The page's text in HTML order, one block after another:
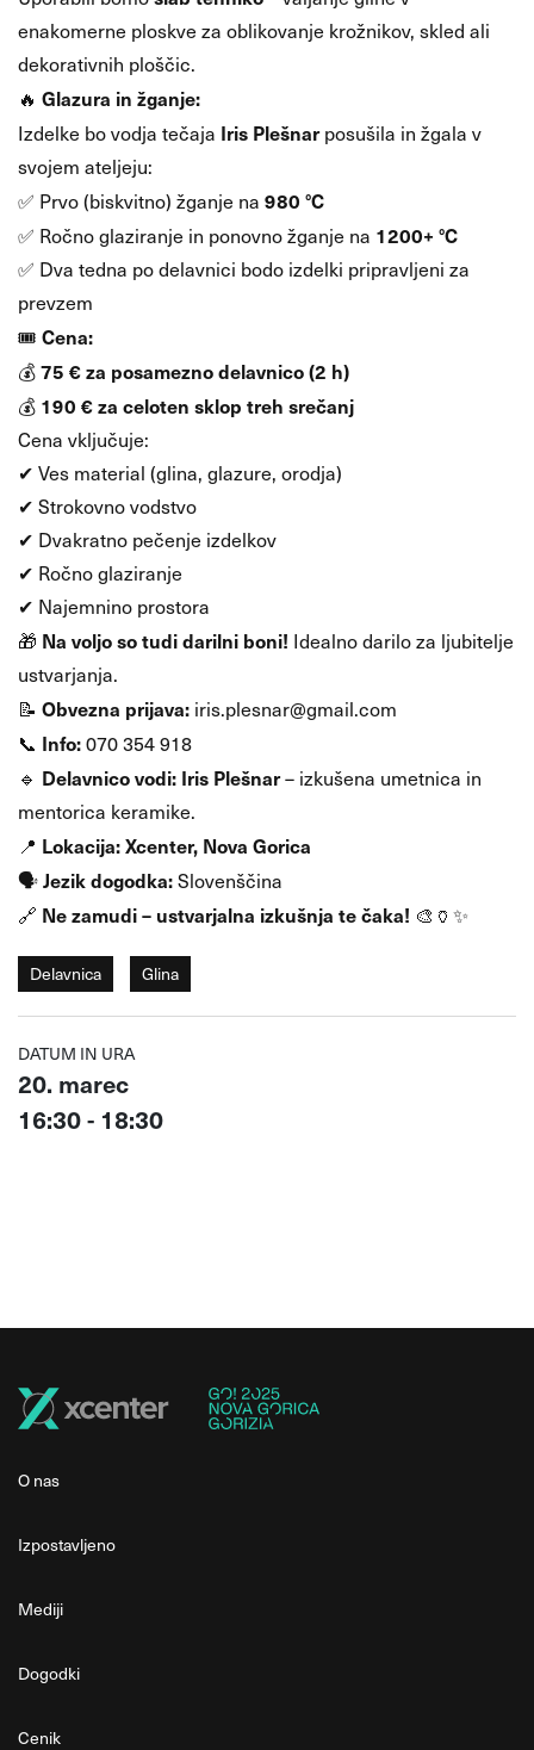
enakomerne ploskve za oblikovanje krožnikov, skled ali
dekorativnih ploščic.
🔥 Glazura in žganje:
Izdelke bo vodja tečaja Iris Plešnarposušila in žgala v
svojem ateljeju:
✅ Prvo (biskvitno) žganje na 980 °C
✅ Ročno glaziranje in ponovno žganje na 1200+ °C
✅ Dva tedna po delavnici bodo izdelki pripravljeni za
prevzem
🎟 Cena:
💰75 € za posamezno delavnico (2 h)
💰 190 € za celoten sklop treh srečanj
Cena vključuje:
✔ Ves material (glina, glazure, orodja)
✔ Strokovno vodstvo
✔ Dvakratno pečenje izdelkov
✔ Ročno glaziranje
✔ Najemnino prostora
🎁 Na voljo so tudi darilni boni! Idealno darilo za ljubitelje
ustvarjanja.
📝 Obvezna prijava: iris.plesnar@gmail.com
📞 Info:070 354 918
🔹 Delavnico vodi: Iris Plešnar– izkušena umetnica in
mentorica keramike.
📍 Lokacija:Xcenter, Nova Gorica
🗣Jezik dogodka:Slovenščina
🔗 Ne zamudi – ustvarjalna izkušnja te čaka! 🎨🏺✨
Delavnica Glina
DATUM IN URA
20. marec
16:30 - 18:30
O nas
Izpostavljeno
Mediji
Dogodki
Cenik